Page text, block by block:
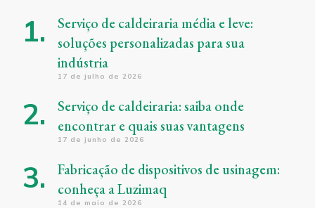
Serviço de caldeiraria média e leve:
soluções personalizadas para sua
indústria
17 de julho de 2026
Serviço de caldeiraria: saiba onde
encontrar e quais suas vantagens
17 de junho de 2026
Fabricação de dispositivos de usinagem:
conheça a Luzimaq
14 de maio de 2026